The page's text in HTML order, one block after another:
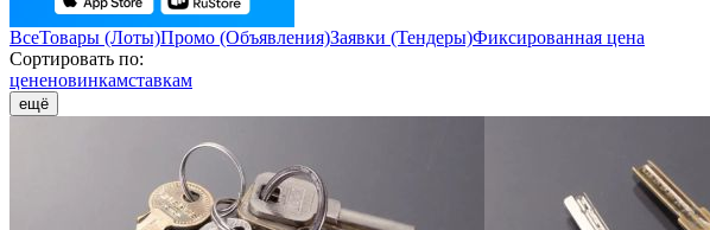
ВсеТовары (Лоты)Промо (Объявления)Заявки (Тендеры)Фиксированная цена
Сортировать по:
цененовинкамставкам
ещё